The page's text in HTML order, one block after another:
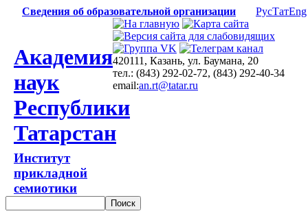
Сведения об образовательной организации РусТатEng
Академия
наук
Республики
Татарстан
Институт
прикладной
семиотики
420111, Казань, ул. Баумана, 20
тел.: (843) 292-02-72, (843) 292-40-34
email:an.rt@tatar.ru